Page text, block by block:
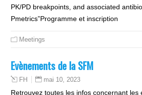
PK/PD breakpoints, and associated
Pmetrics”Programme et inscription
Meetings
Evènements de la SFM
FH mai 10, 2023
Retrouvez toutes les infos concernant les